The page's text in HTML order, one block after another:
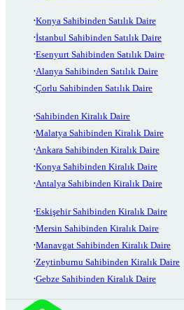
Konya Sahibinden Satılık Daire
İstanbul Sahibinden Satılık Daire
Esenyurt Sahibinden Satılık Daire
Alanya Sahibinden Satılık Daire
Çorlu Sahibinden Satılık Daire
Sahibinden Kiralık Daire
Malatya Sahibinden Kiralık Daire
Ankara Sahibinden Kiralık Daire
Konya Sahibinden Kiralık Daire
Antalya Sahibinden Kiralık Daire
Eskişehir Sahibinden Kiralık Daire
Mersin Sahibinden Kiralık Daire
Manavgat Sahibinden Kiralık Daire
Zeytinburnu Sahibinden Kiralık Daire
Gebze Sahibinden Kiralık Daire